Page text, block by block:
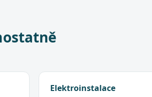
Elektroinstalace